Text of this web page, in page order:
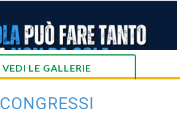
VEDI LE GALLERIE
CONGRESSI